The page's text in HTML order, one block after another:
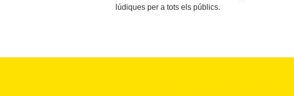
lúdiques per a tots els públics.